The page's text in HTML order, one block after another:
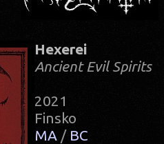
Hexerei
Ancient Evil Spirits
2021
Finsko
MA / BC